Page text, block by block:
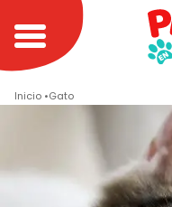
Inicio Gato